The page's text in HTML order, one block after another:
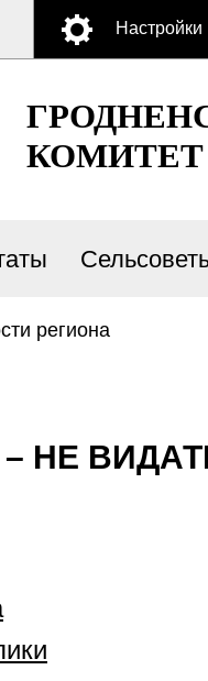
Настройки
КОМИТЕТ
региона
НЕ